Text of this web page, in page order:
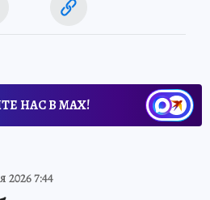
НАС В МАХ!
2026 7:44